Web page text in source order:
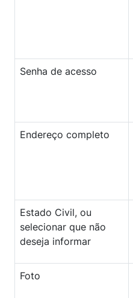
Senha de acesso
Endereço completo
Estado Civil, ou
selecionar que não
deseja informar
Foto